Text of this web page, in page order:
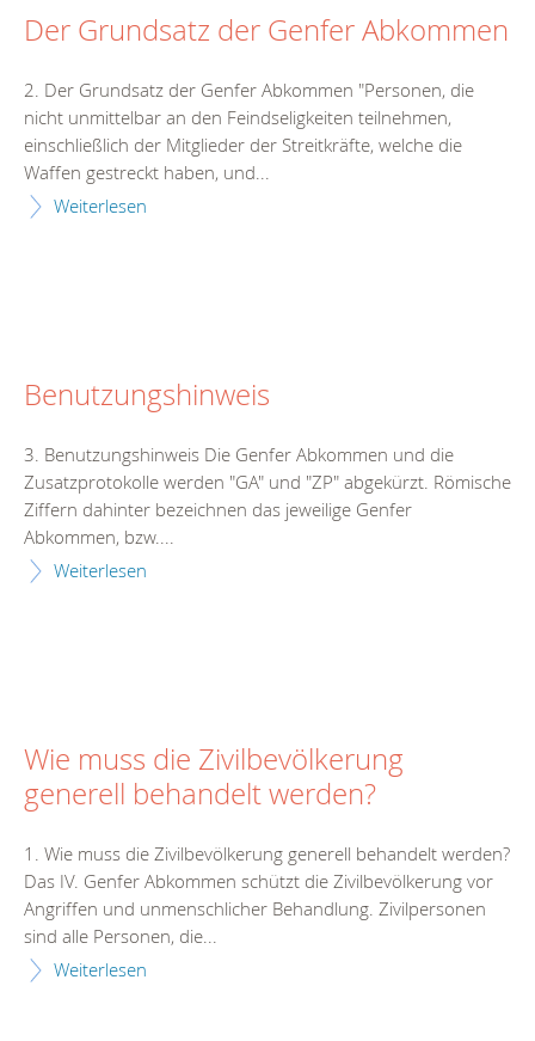
Der Grundsatz der Genfer Abkommen
2. Der Grundsatz der Genfer Abkommen "Personen, die
nicht unmittelbar an den Feindseligkeiten teilnehmen,
einschließlich der Mitglieder der Streitkräfte, welche die
Waffen gestreckt haben, und...
Weiterlesen
Benutzungshinweis
3. Benutzungshinweis Die Genfer Abkommen und die
Zusatzprotokolle werden "GA" und "ZP" abgekürzt. Römische
Ziffern dahinter bezeichnen das jeweilige Genfer
Abkommen, bzw....
Weiterlesen
Wie muss die Zivilbevölkerung
generell behandelt werden?
1. Wie muss die Zivilbevölkerung generell behandelt werden?
Das IV. Genfer Abkommen schützt die Zivilbevölkerung vor
Angriffen und unmenschlicher Behandlung. Zivilpersonen
sind alle Personen, die...
Weiterlesen